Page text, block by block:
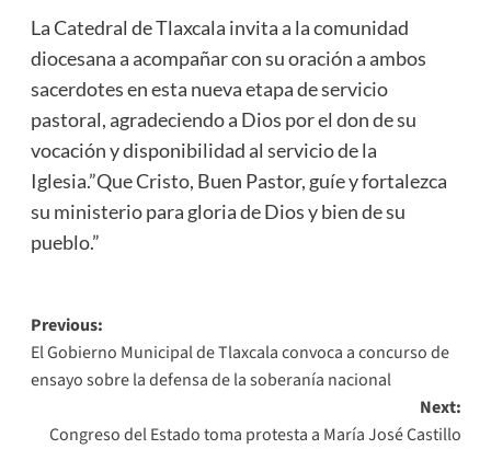
La Catedral de Tlaxcala invita a la comunidad
diocesana a acompañar con su oración a ambos
sacerdotes en esta nueva etapa de servicio
pastoral, agradeciendo a Dios por el don de su
vocación y disponibilidad al servicio de la
Iglesia.”Que Cristo, Buen Pastor, guíe y fortalezca
su ministerio para gloria de Dios y bien de su
pueblo.”
Post
navigation
Previous:
El Gobierno Municipal de Tlaxcala convoca a concurso de
ensayo sobre la defensa de la soberanía nacional
Next:
Congreso del Estado toma protesta a María José Castillo